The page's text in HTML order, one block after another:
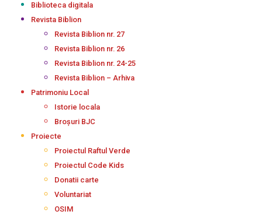
Biblioteca digitala
Revista Biblion
Revista Biblion nr. 27
Revista Biblion nr. 26
Revista Biblion nr. 24-25
Revista Biblion – Arhiva
Patrimoniu Local
Istorie locala
Broșuri BJC
Proiecte
Proiectul Raftul Verde
Proiectul Code Kids
Donatii carte
Voluntariat
OSIM